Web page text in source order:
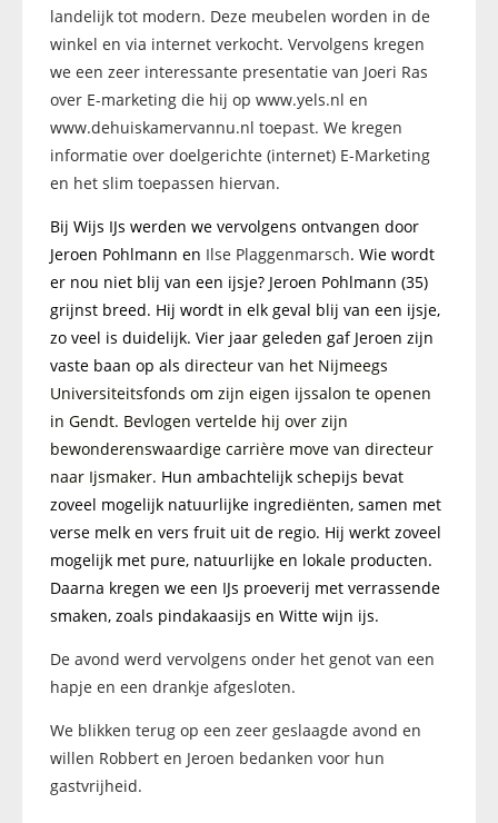
landelijk tot modern. Deze meubelen worden in de
winkel en via internet verkocht. Vervolgens kregen
we een zeer interessante presentatie van Joeri Ras
over E-marketing die hij op www.yels.nl en
www.dehuiskamervannu.nl toepast. We kregen
informatie over doelgerichte (internet) E-Marketing
en het slim toepassen hiervan.
Bij Wijs IJs werden we vervolgens ontvangen door
Jeroen Pohlmann en Ilse Plaggenmarsch. Wie wordt
er nou niet blij van een ijsje? Jeroen Pohlmann (35)
grijnst breed. Hij wordt in elk geval blij van een ijsje,
zo veel is duidelijk. Vier jaar geleden gaf Jeroen zijn
vaste baan op als directeur van het Nijmeegs
Universiteitsfonds om zijn eigen ijssalon te openen
in Gendt. Bevlogen vertelde hij over zijn
bewonderenswaardige carrière move van directeur
naar Ijsmaker. Hun ambachtelijk schepijs bevat
zoveel mogelijk natuurlijke ingrediënten, samen met
verse melk en vers fruit uit de regio. Hij werkt zoveel
mogelijk met pure, natuurlijke en lokale producten.
Daarna kregen we een IJs proeverij met verrassende
smaken, zoals pindakaasijs en Witte wijn ijs.
De avond werd vervolgens onder het genot van een
hapje en een drankje afgesloten.
We blikken terug op een zeer geslaagde avond en
willen Robbert en Jeroen bedanken voor hun
gastvrijheid.